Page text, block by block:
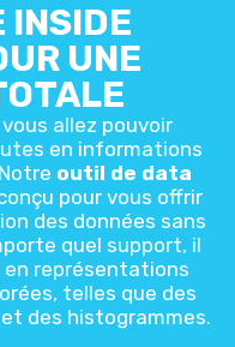
INSIDE
UNE
vous allez pouvoir
en informations
outil de data
pour vous offrir
des données sans
quel support, il
en représentations
telles que des
des histogrammes.